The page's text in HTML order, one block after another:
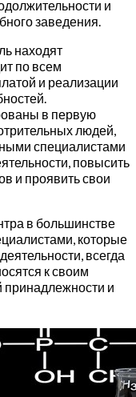
и
заведения.
находят
по всем
и реализации
в первую
людей,
специалистами
повысить
и проявить свои
в большинстве
которые
всегда
к своим
принадлежности и